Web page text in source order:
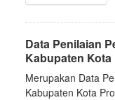
Data Penilaian
Kabupaten Kota
Merupakan Data
Kabupaten Kota